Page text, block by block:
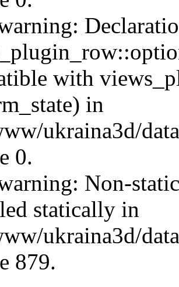
with
in
ukraina3d/
0.
Non-
statically in
ukraina3d/
879.